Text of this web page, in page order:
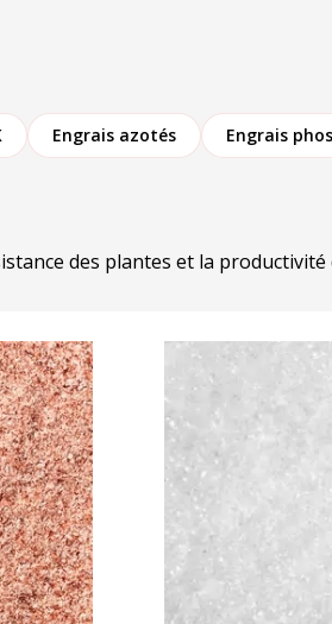
Engrais azotés Engrais
des plantes et la productivité